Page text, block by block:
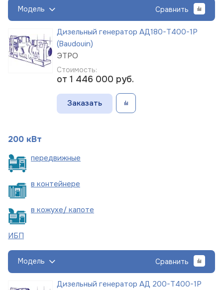
Модель Сравнить
Дизельный генератор АД180-Т400-1Р
(Baudouin)
ЭТРО
Стоимость:
от 1 446 000 руб.
Заказать
200 кВт
передвижные
в контейнере
в кожухе/ капоте
ИБП
Модель Сравнить
Дизельный генератор АД 200-Т400-1Р